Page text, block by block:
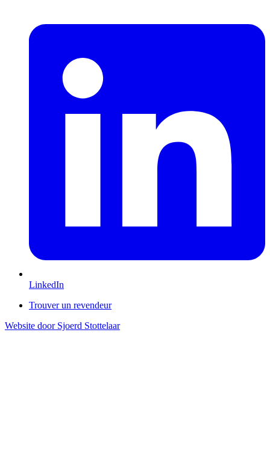
LinkedIn
Trouver un revendeur
Website door Sjoerd Stottelaar